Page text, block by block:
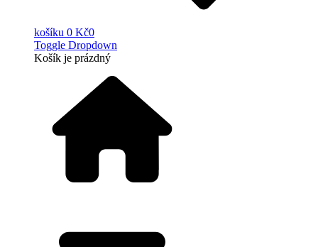
košíku 0 Kč0
Toggle Dropdown
Košík je prázdný